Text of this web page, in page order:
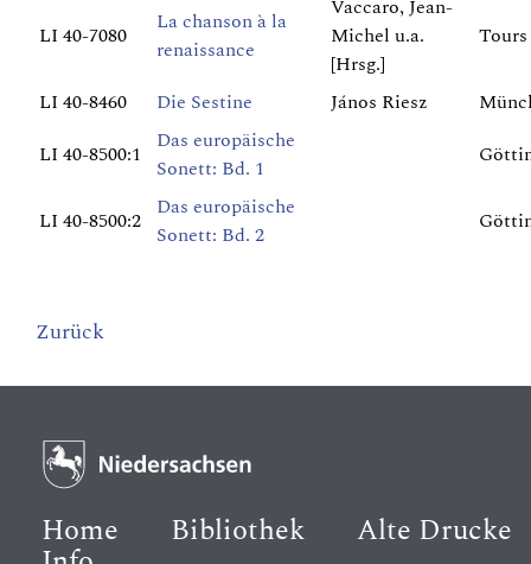
LI 40-7080
La chanson à la
renaissance
Vaccaro, Jean-
Michel u.a.
[Hrsg.]
Tours
LI 40-8460 Die Sestine János Riesz
LI 40-8500:1
Das europäische
Sonett: Bd. 1
LI 40-8500:2 Das europäische
Sonett: Bd. 2
Zurück
Home Bibliothek Alte Drucke